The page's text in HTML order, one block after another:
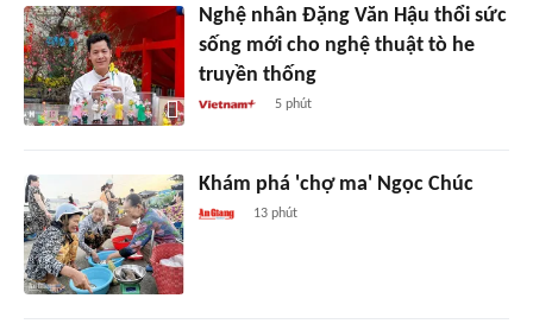
Nghệ nhân Đặng Văn Hậu thổi sức
sống mới cho nghệ thuật tò he
truyền thống
5 phút
Khám phá 'chợ ma' Ngọc Chúc
13 phút